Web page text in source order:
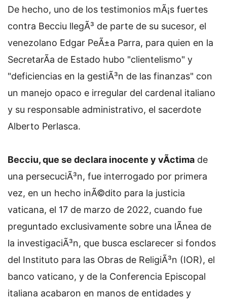
De hecho, uno de los testimonios mÃ¡s fuertes
contra Becciu llegÃ³ de parte de su sucesor, el
venezolano Edgar PeÃ±a Parra, para quien en la
SecretarÃ­a de Estado hubo "clientelismo" y
"deficiencias en la gestiÃ³n de las finanzas" con
un manejo opaco e irregular del cardenal italiano
y su responsable administrativo, el sacerdote
Alberto Perlasca.
Becciu, que se declara inocente y vÃ­ctima de
una persecuciÃ³n, fue interrogado por primera
vez, en un hecho inÃ©dito para la justicia
vaticana, el 17 de marzo de 2022, cuando fue
preguntado exclusivamente sobre una lÃ­nea de
la investigaciÃ³n, que busca esclarecer si fondos
del Instituto para las Obras de ReligiÃ³n (IOR), el
banco vaticano, y de la Conferencia Episcopal
italiana acabaron en manos de entidades y